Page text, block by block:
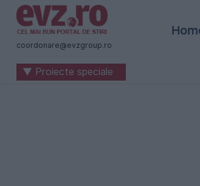
Știri
naționale
internaționale
coordonare@evzgroup.ro
▼ Proiecte speciale